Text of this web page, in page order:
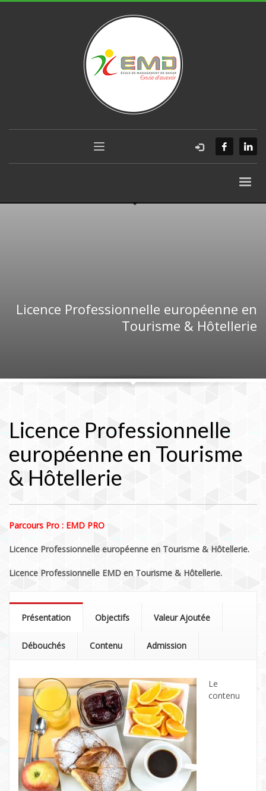
Licence Professionnelle européenne en
Tourisme & Hôtellerie
Licence Professionnelle
européenne en Tourisme
& Hôtellerie
Parcours Pro : EMD PRO
Licence Professionnelle européenne en Tourisme & Hôtellerie.
Licence Professionnelle EMD en Tourisme & Hôtellerie.
Présentation Objectifs Valeur Ajoutée
Débouchés Contenu Admission
Le
contenu